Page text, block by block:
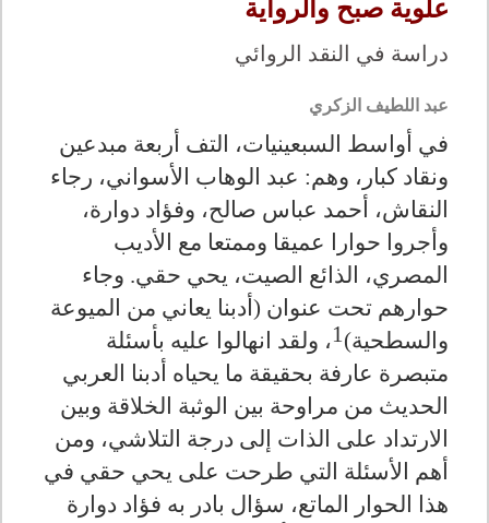
علوية صبح والرواية
دراسة في النقد الروائي
عبد اللطيف الزكري
في أواسط السبعينيات، التف أربعة مبدعين
ونقاد كبار، وهم: عبد الوهاب الأسواني، رجاء
النقاش، أحمد عباس صالح، وفؤاد دوارة،
وأجروا حوارا عميقا وممتعا مع الأديب
المصري، الذائع الصيت، يحي حقي. وجاء
حوارهم تحت عنوان (أدبنا يعاني من الميوعة
والسطحية)1، ولقد انهالوا عليه بأسئلة
متبصرة عارفة بحقيقة ما يحياه أدبنا العربي
الحديث من مراوحة بين الوثبة الخلاقة وبين
الارتداد على الذات إلى درجة التلاشي، ومن
أهم الأسئلة التي طرحت على يحي حقي في
هذا الحوار الماتع، سؤال بادر به فؤاد دوارة